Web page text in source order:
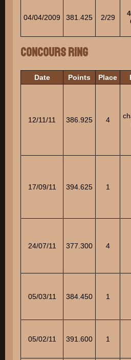
04/04/2009 381.425 2/29
Concours Ring
Date Points Place
12/11/11 386.925 4
17/09/11 394.625 1
24/07/11 377.300 4
05/03/11 384.450 1
05/02/11 391.600 1